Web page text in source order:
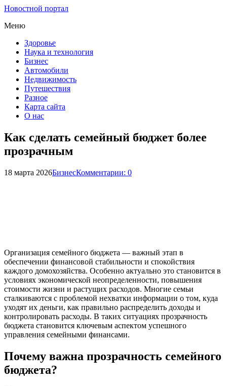
Новостной портал
Меню
Здоровье
Наука и технология
Бизнес
Автомобили
Недвижимость
Путешествия
Разное
Карта сайта
О нас
Как сделать семейный бюджет более
прозрачным
18 марта 2026БизнесКомментарии: 0
Организация семейного бюджета — важный этап в
обеспечении финансовой стабильности и спокойствия
каждого домохозяйства. Особенно актуально это становится в
условиях экономической неопределенности, повышения
стоимости жизни и растущих расходов. Многие семьи
сталкиваются с проблемой нехватки информации о том, куда
уходят их деньги, как правильно распределить доходы и
контролировать расходы. В таких ситуациях прозрачность
бюджета становится ключевым аспектом успешного
управления семейными финансами.
Почему важна прозрачность семейного
бюджета?